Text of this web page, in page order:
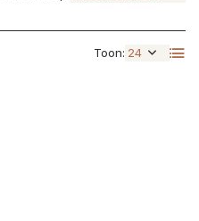
Toon: